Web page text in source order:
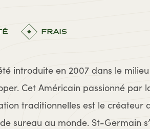
FRAIS
introduite en 2007 dans le
Cet Américain passionné par
traditionnelles est le créateur
sureau au monde. St-Germain